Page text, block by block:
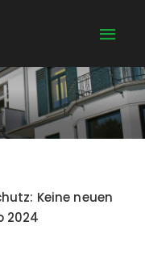
Keine neuen
2024